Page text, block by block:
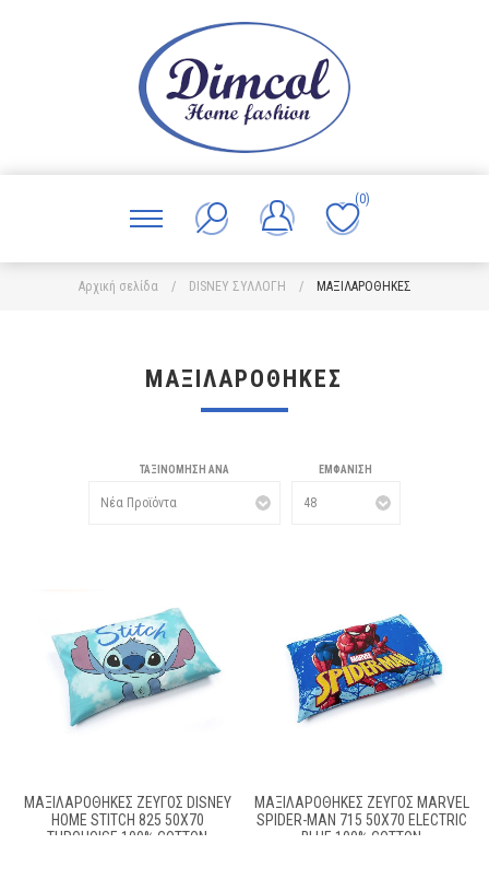
(0)
Αρχική σελίδα / DISNEY ΣΥΛΛΟΓΗ / ΜΑΞΙΛΑΡΟΘΗΚΕΣ
ΜΑΞΙΛΑΡΟΘΗΚΕΣ
ΤΑΞΙΝΌΜΗΣΗ ΑΝΆ ΕΜΦΆΝΙΣΗ
ΜΑΞΙΛΑΡΟΘΉΚΕΣ ΖΕΎΓΟΣ DISNEY
HOME STITCH 825 50X70
TURQUOISE 100% COTTON
ΜΑΞΙΛΑΡΟΘΉΚΕΣ ΖΕΎΓΟΣ MARVEL
SPIDER-MAN 715 50X70 ELECTRIC
BLUE 100% COTTON